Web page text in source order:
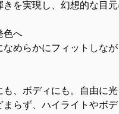
を実現し、幻想的な目元
色へ
めらかにフィットしな
も、ボディにも。自由に
まらず、ハイライトやボ